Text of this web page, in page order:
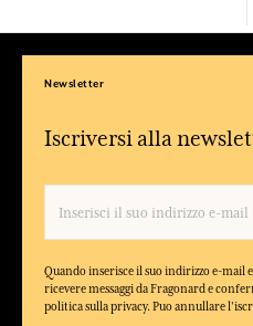
Newsletter
Iscriversi alla
Quando inserisce il suo indirizzo e-mail
ricevere messaggi da Fragonard e
politica sulla privacy. Puo annullare